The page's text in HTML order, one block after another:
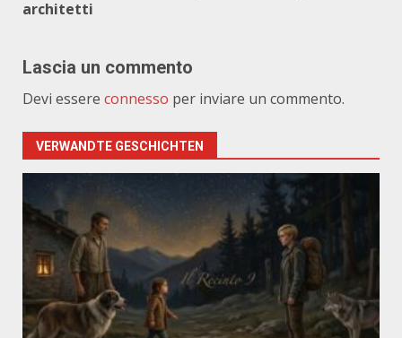
architetti
Lascia un commento
Devi essere connesso per inviare un commento.
VERWANDTE GESCHICHTEN